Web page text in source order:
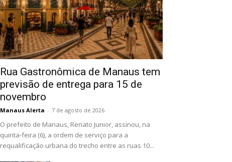
Rua Gastronômica de Manaus tem
previsão de entrega para 15 de
novembro
Manaus Alerta - 7 de agosto de 2026
O prefeito de Manaus, Renato Junior, assinou, na
quinta-feira (6), a ordem de serviço para a
requalificação urbana do trecho entre as ruas 10...